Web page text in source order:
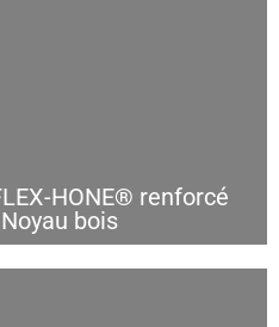
HONE® renforcé
bois